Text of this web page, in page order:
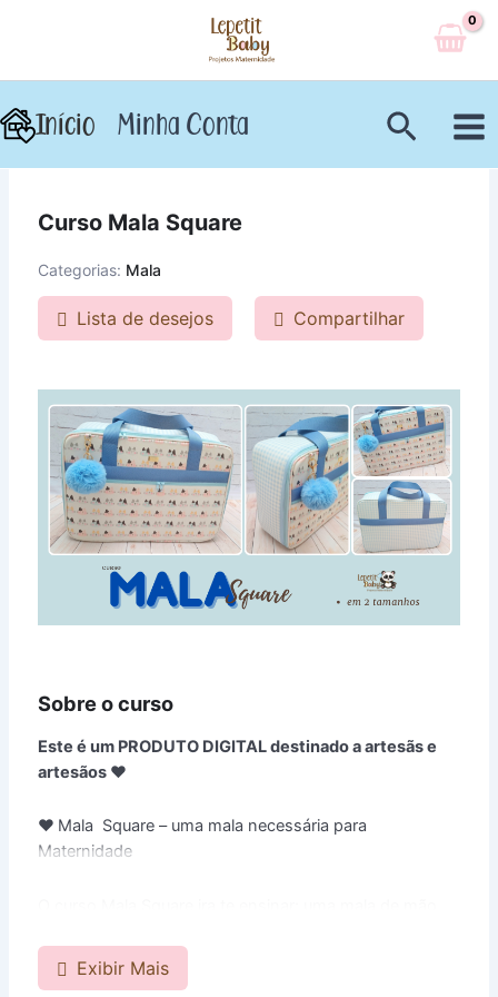
Início Minha Conta
Curso Mala Square
Categorias: Mala
Lista de desejos Compartilhar
Sobre o curso
Este é um PRODUTO DIGITAL destinado a artesãs e
artesãos ♥
♥ Mala Square – uma mala necessária para
Maternidade
tamanhos diferentes
Exibir Mais